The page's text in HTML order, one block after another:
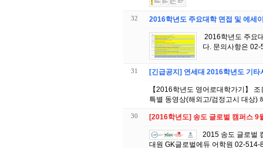
32 2016학년도 주요대학 면접 및 에세
다. 문의사항은
31 [긴급공지] 연세대 2016학년도 기타
【2016학년도 영어로대학가기】
30 [2016학년도] 송도 글로벌 캠퍼스 9
2015 송도 글로벌 캠퍼스 4개 대학